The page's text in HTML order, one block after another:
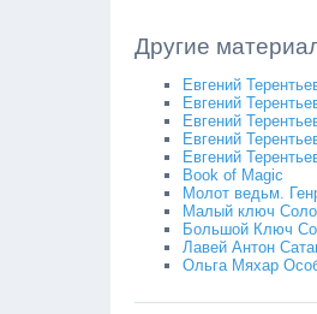
Другие
Евгений
Евгений
Евгений
Евгений
Евгений
Book of Magic
Молот ведьм.
Малый ключ
Большой Ключ
Лавей Антон
Ольга Мяхар